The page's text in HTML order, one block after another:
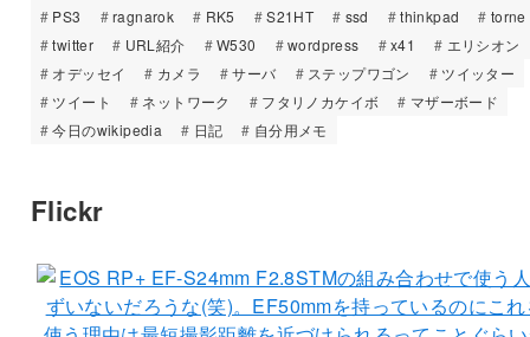
PS3
ragnarok RK5 S21HT ssd thinkpad
torne
twitter
URL紹介 W530 wordpress x41
エリシオン
オデッセイ
カメラ サーバ ステップワゴン
ツイッター
ツイート
ネットワーク フタリノカケイボ
マザーボード
今日のwikipedia
日記 自分用メモ
Flickr